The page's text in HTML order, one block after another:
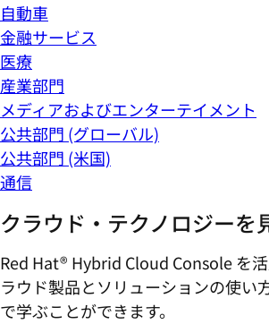
自動車
金融サービス
医療
産業部門
メディアおよびエンターテイメント
公共部門 (グローバル)
公共部門 (米国)
通信
クラウド・テクノロジーを
Red Hat® Hybrid Cloud Console を
ラウド製品とソリューションの使い
で学ぶことができます。